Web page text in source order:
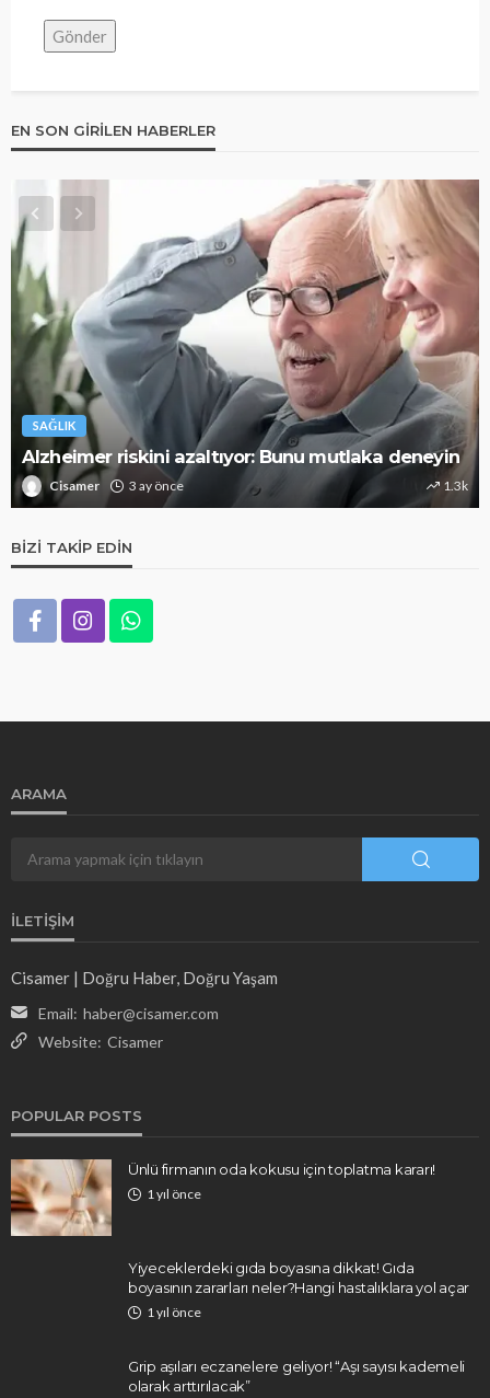
EN SON GIRILEN HABERLER
SAĞLIK
Alzheimer riskini azaltıyor: Bunu mutlaka deneyin
Cisamer 3 ay önce 1.3k
BIZI TAKIP EDIN
ARAMA
İLETIŞIM
Cisamer | Doğru Haber, Doğru Yaşam
Email: haber@cisamer.com
Website: Cisamer
POPULAR POSTS
Ünlü firmanın oda kokusu için toplatma kararı!
1 yıl önce
Yiyeceklerdeki gıda boyasına dikkat! Gıda
boyasının zararları neler?Hangi hastalıklara yol açar
1 yıl önce
Grip aşıları eczanelere geliyor! “Aşı sayısı kademeli
olarak arttırılacak”